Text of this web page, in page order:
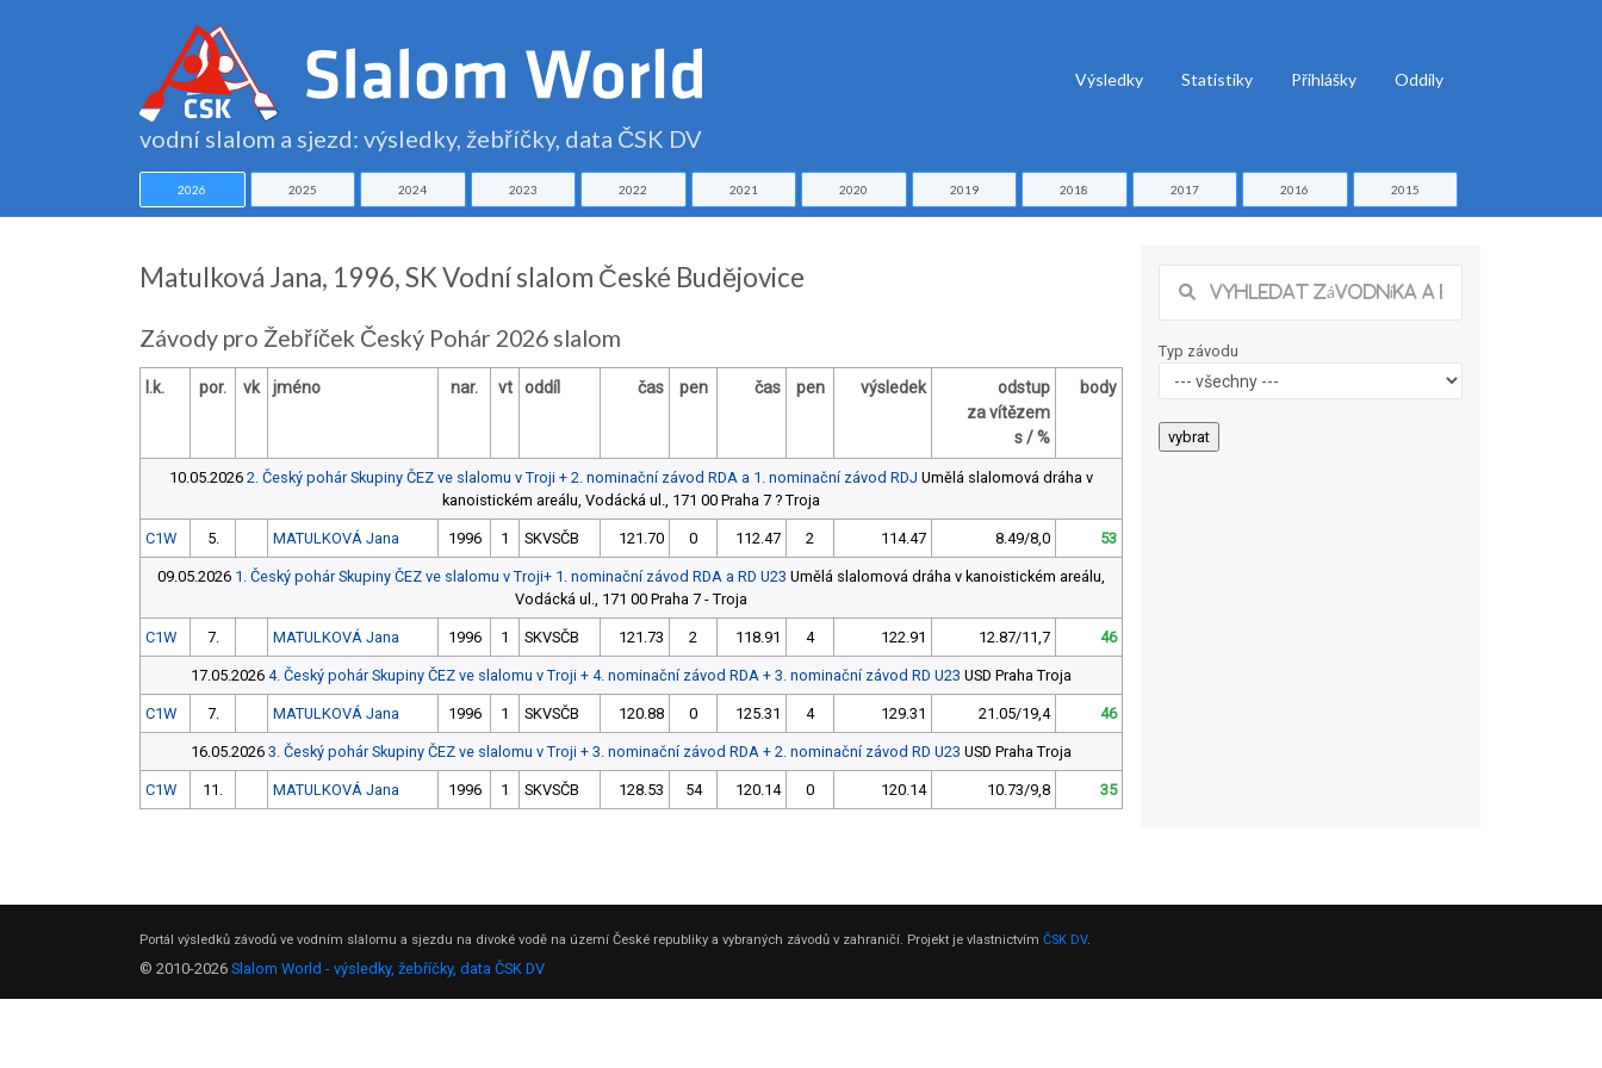
vodní slalom a sjezd: výsledky, žebříčky, data ČSK DV
Výsledky Statistiky Přihlášky Oddíly
2026 2025 2024 2023 2022 2021 2020 2019 2018 2017 2016 2015
Matulková Jana, 1996, SK Vodní slalom České Budějovice
Závody pro Žebříček Český Pohár 2026 slalom
l.k. por. vk jméno nar. vt oddíl čas pen čas pen výsledek
odstup
za vítězem
s / %
body
10.05.2026 2. Český pohár Skupiny ČEZ ve slalomu v Troji + 2. nominační závod RDA a 1. nominační závod RDJ Umělá slalomová dráha v
kanoistickém areálu, Vodácká ul., 171 00 Praha 7 ? Troja
C1W 5. MATULKOVÁ Jana 1996 1 SKVSČB 121.70 0 112.47 2 114.47 8.49/8,0 53
09.05.2026 1. Český pohár Skupiny ČEZ ve slalomu v Troji+ 1. nominační závod RDA a RD U23 Umělá slalomová dráha v kanoistickém areálu,
Vodácká ul., 171 00 Praha 7 - Troja
C1W 7. MATULKOVÁ Jana 1996 1 SKVSČB 121.73 2 118.91 4 122.91 12.87/11,7 46
17.05.2026 4. Český pohár Skupiny ČEZ ve slalomu v Troji + 4. nominační závod RDA + 3. nominační závod RD U23 USD Praha Troja
C1W 7. MATULKOVÁ Jana 1996 1 SKVSČB 120.88 0 125.31 4 129.31 21.05/19,4 46
16.05.2026 3. Český pohár Skupiny ČEZ ve slalomu v Troji + 3. nominační závod RDA + 2. nominační závod RD U23 USD Praha Troja
C1W 11. MATULKOVÁ Jana 1996 1 SKVSČB 128.53 54 120.14 0 120.14 10.73/9,8 35
Typ závodu
Portál výsledků závodů ve vodním slalomu a sjezdu na divoké vodě na území České republiky a vybraných závodů v zahraničí. Projekt je vlastnictvím ČSK DV.
© 2010-2026 Slalom World - výsledky, žebříčky, data ČSK DV